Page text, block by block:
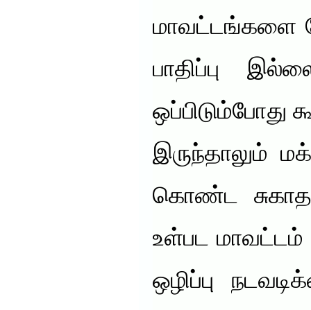
மாவட்டங்களை
பாதிப்பு
ஒப்பிடும்போது
இருந்தாலும்
கொண்ட
உள்பட மாவட்டம்
ஒழிப்பு